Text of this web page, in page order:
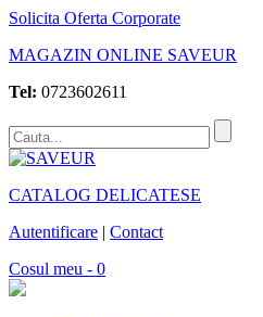
Solicita Oferta Corporate
MAGAZIN ONLINE SAVEUR
Tel: 0723602611
CATALOG DELICATESE
Autentificare | Contact
Cosul meu - 0